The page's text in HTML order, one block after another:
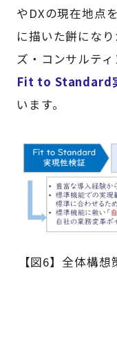
やDXの現在地点
に描いた餅にな
ズ・コンサルテ
Fit to Standard
います。
【図6】全体構